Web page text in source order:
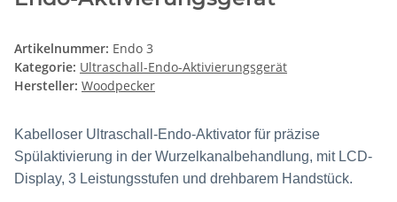
Artikelnummer: Endo 3
Kategorie: Ultraschall-Endo-Aktivierungsgerät
Hersteller: Woodpecker
Kabelloser Ultraschall-Endo-Aktivator für präzise
Spülaktivierung in der Wurzelkanalbehandlung, mit LCD-
Display, 3 Leistungsstufen und drehbarem Handstück.